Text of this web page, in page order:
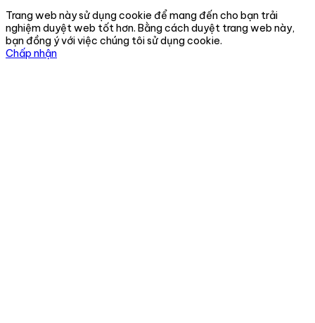
Trang web này sử dụng cookie để mang đến cho bạn trải
nghiệm duyệt web tốt hơn. Bằng cách duyệt trang web này,
bạn đồng ý với việc chúng tôi sử dụng cookie.
Chấp nhận